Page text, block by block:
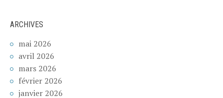
ARCHIVES
mai 2026
avril 2026
mars 2026
février 2026
janvier 2026